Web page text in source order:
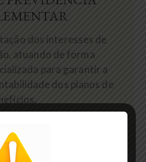
dos interesses de
atuando de forma
para garantir a
dos planos de